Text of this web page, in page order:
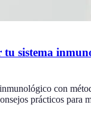
tu sistema
con
prácticos para